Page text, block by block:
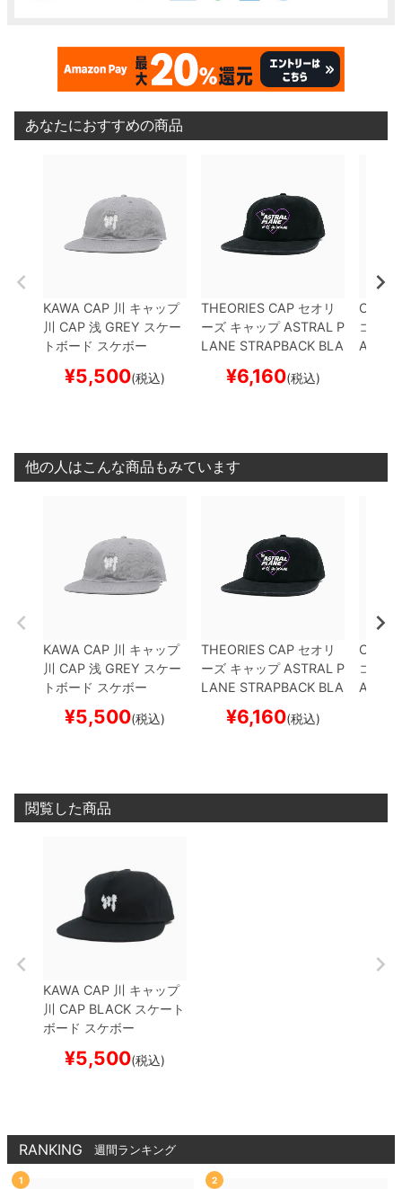
あなたにおすすめの商品
KAWA CAP 川 キャップ
川 CAP 浅 GREY スケー
トボード スケボー
¥5,500(税込)
THEORIES CAP セオリ
ーズ キャップASTRAL P
LANE STRAPBACK BLA
¥6,160(税込)
コレー
他の人はこんな商品もみています
KAWA CAP 川 キャップ
川 CAP 浅 GREY スケー
トボード スケボー
¥5,500(税込)
THEORIES CAP セオリ
ーズ キャップASTRAL P
LANE STRAPBACK BLA
スケートボード スケ
¥6,160(税込)
コレー
閲覧した商品
KAWA CAP 川 キャップ
川 CAP BLACK スケート
ボード スケボー
¥5,500(税込)
RANKING 週間ランキング
1 2